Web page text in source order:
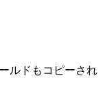
ルドもコピーされ